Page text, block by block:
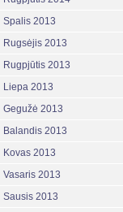
Spalis 2013
Rugsėjis 2013
Rugpjūtis 2013
Liepa 2013
Gegužė 2013
Balandis 2013
Kovas 2013
Vasaris 2013
Sausis 2013